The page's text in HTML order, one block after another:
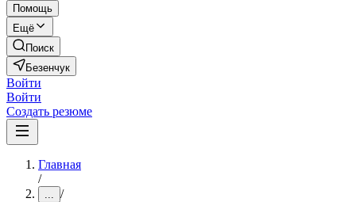
Помощь
Ещё
Поиск
Безенчук
Войти
Войти
Создать резюме
Главная
/
... /